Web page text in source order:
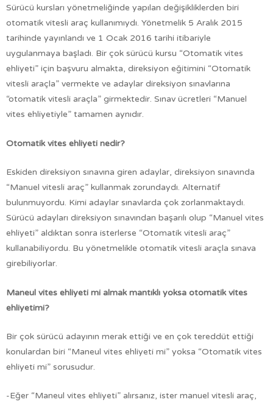
Sürücü kursları yönetmeliğinde yapılan değişikliklerden biri
otomatik vitesli araç kullanımıydı. Yönetmelik 5 Aralık 2015
tarihinde yayınlandı ve 1 Ocak 2016 tarihi itibariyle
uygulanmaya başladı. Bir çok sürücü kursu “Otomatik vites
ehliyeti” için başvuru almakta, direksiyon eğitimini “Otomatik
vitesli araçla” vermekte ve adaylar direksiyon sınavlarına
“otomatik vitesli araçla” girmektedir. Sınav ücretleri “Manuel
vites ehliyetiyle” tamamen aynıdır.
Otomatik vites ehliyeti nedir?
Eskiden direksiyon sınavına giren adaylar, direksiyon sınavında
“Manuel vitesli araç” kullanmak zorundaydı. Alternatif
bulunmuyordu. Kimi adaylar sınavlarda çok zorlanmaktaydı.
Sürücü adayları direksiyon sınavından başarılı olup “Manuel vites
ehliyeti” aldıktan sonra isterlerse “Otomatik vitesli araç”
kullanabiliyordu. Bu yönetmelikle otomatik vitesli araçla sınava
girebiliyorlar.
Maneul vites ehliyeti mi almak mantıklı yoksa otomatik vites
ehliyetimi?
Bir çok sürücü adayının merak ettiği ve en çok tereddüt ettiği
konulardan biri “Maneul vites ehliyeti mi” yoksa “Otomatik vites
ehliyeti mi” sorusudur.
-Eğer “Maneul vites ehliyeti” alırsanız, ister manuel vitesli araç,